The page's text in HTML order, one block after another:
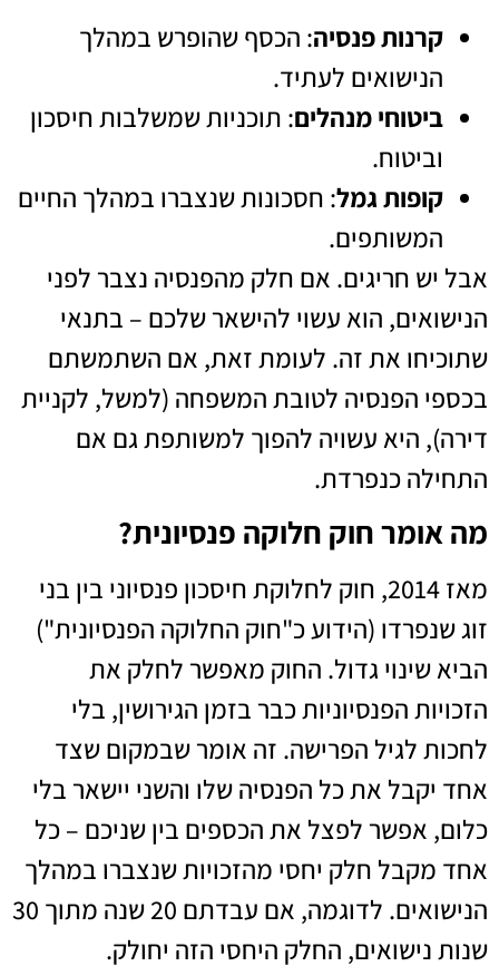
קרנות פנסיה: הכסף שהופרש במהלך
הנישואים לעתיד.
ביטוחי מנהלים: תוכניות שמשלבות חיסכון
וביטוח.
קופות גמל: חסכונות שנצברו במהלך החיים
המשותפים.
אבל יש חריגים. אם חלק מהפנסיה נצבר לפני
הנישואים, הוא עשוי להישאר שלכם – בתנאי
שתוכיחו את זה. לעומת זאת, אם השתמשתם
בכספי הפנסיה לטובת המשפחה (למשל, לקניית
דירה), היא עשויה להפוך למשותפת גם אם
התחילה כנפרדת.
מה אומר חוק חלוקה פנסיונית?
מאז 2014, חוק לחלוקת חיסכון פנסיוני בין בני
זוג שנפרדו (הידוע כ"חוק החלוקה הפנסיונית")
הביא שינוי גדול. החוק מאפשר לחלק את
הזכויות הפנסיוניות כבר בזמן הגירושין, בלי
לחכות לגיל הפרישה. זה אומר שבמקום שצד
אחד יקבל את כל הפנסיה שלו והשני יישאר בלי
כלום, אפשר לפצל את הכספים בין שניכם – כל
אחד מקבל חלק יחסי מהזכויות שנצברו במהלך
הנישואים. לדוגמה, אם עבדתם 20 שנה מתוך 30
שנות נישואים, החלק היחסי הזה יחולק.